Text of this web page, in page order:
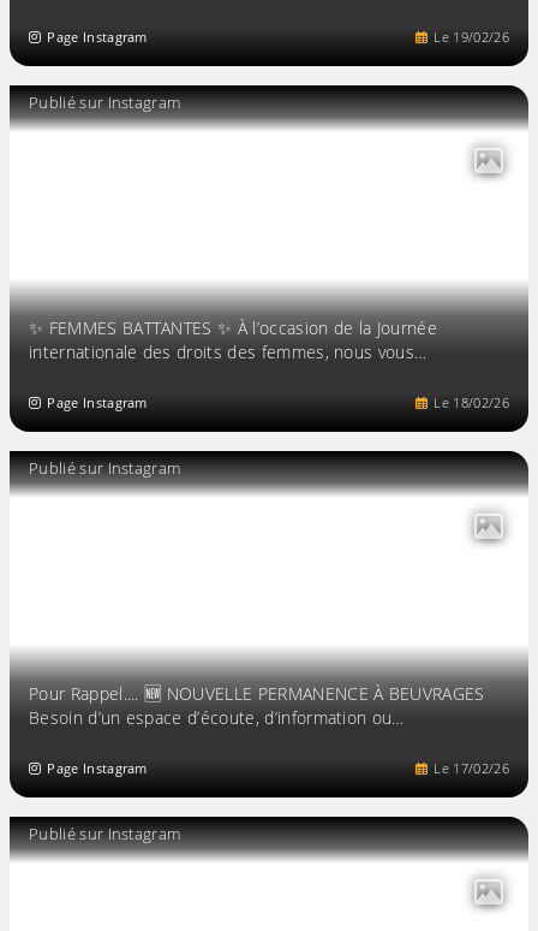
Le 19/02/26
Page Instagram
Publié sur Instagram
✨ FEMMES BATTANTES ✨ À l’occasion de la Journée
internationale des droits des femmes, nous vous…
Le 18/02/26
Page Instagram
Publié sur Instagram
Pour Rappel.... 🆕 NOUVELLE PERMANENCE À BEUVRAGES
Besoin d’un espace d’écoute, d’information ou…
Le 17/02/26
Page Instagram
Publié sur Instagram